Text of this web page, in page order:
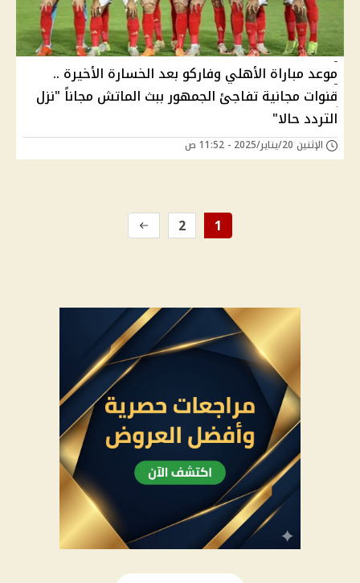
موعد مباراة الأهلي وفاركو بعد الخسارة الأخيرة ..
قنوات مجانية تفاجئ الجمهور ببث الماتش مجاناً "نزل
التردد حالا"
الإثنين 20/يناير/2025 - 11:52 ص
1
2